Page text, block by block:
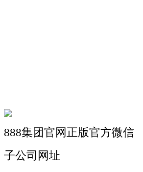
888集团官网正版官方微信
子公司网址